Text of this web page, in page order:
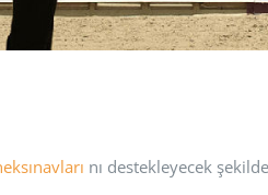
nı destekleyecek